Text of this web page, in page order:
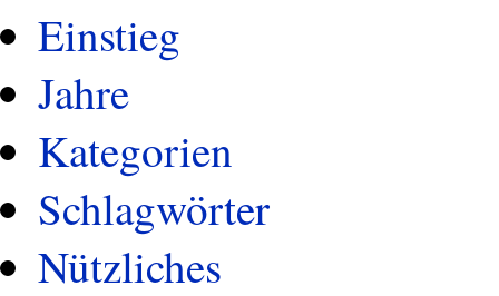
Einstieg
Jahre
Kategorien
Schlagwörter
Nützliches